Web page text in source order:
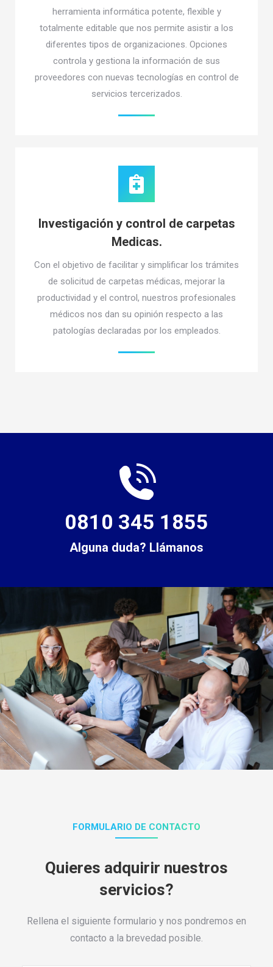
herramienta informática potente, flexible y
totalmente editable que nos permite asistir a los
diferentes tipos de organizaciones. Opciones
controla y gestiona la información de sus
proveedores con nuevas tecnologías en control de
servicios tercerizados.
Investigación y control de carpetas
Medicas.
Con el objetivo de facilitar y simplificar los trámites
de solicitud de carpetas médicas, mejorar la
productividad y el control, nuestros profesionales
médicos nos dan su opinión respecto a las
patologías declaradas por los empleados.
0810 345 1855
Alguna duda? Llámanos
FORMULARIO DE CONTACTO
Quieres adquirir nuestros
servicios?
Rellena el siguiente formulario y nos pondremos en
contacto a la brevedad posible.